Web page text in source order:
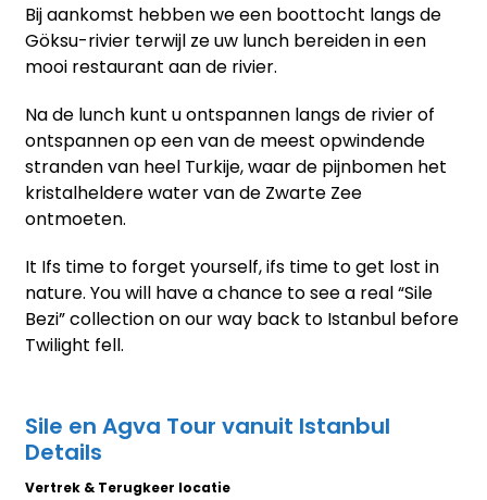
Bij aankomst hebben we een boottocht langs de
Göksu-rivier terwijl ze uw lunch bereiden in een
mooi restaurant aan de rivier.
Na de lunch kunt u ontspannen langs de rivier of
ontspannen op een van de meest opwindende
stranden van heel Turkije, waar de pijnbomen het
kristalheldere water van de Zwarte Zee
ontmoeten.
It Ifs time to forget yourself, ifs time to get lost in
nature. You will have a chance to see a real “Sile
Bezi” collection on our way back to Istanbul before
Twilight fell.
Sile en Agva Tour vanuit Istanbul
Details
Vertrek & Terugkeer locatie